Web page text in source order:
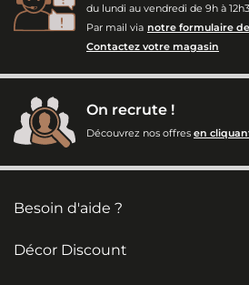
du lundi au vendredi de 9h à
Par mail via notre formulaire
Contactez votre magasin
On recrute !
Découvrez nos offres en
Besoin d'aide ?
Décor Discount